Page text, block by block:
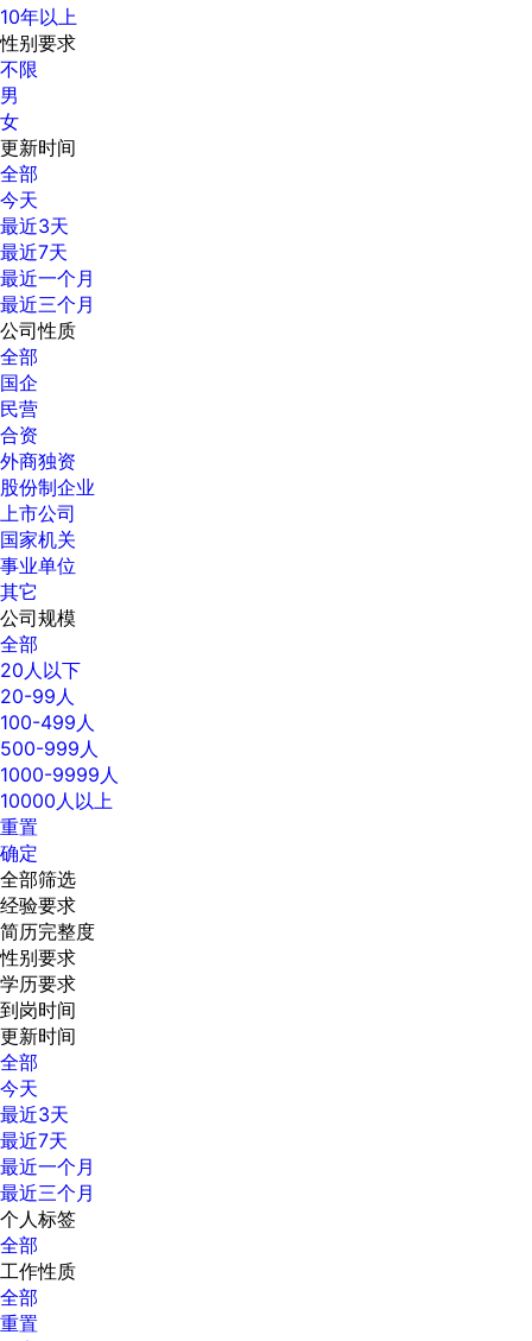
10年以上
性别要求
不限
男
女
更新时间
全部
今天
最近3天
最近7天
最近一个月
最近三个月
公司性质
全部
国企
民营
合资
外商独资
股份制企业
上市公司
国家机关
事业单位
其它
公司规模
全部
20人以下
20-99人
100-499人
500-999人
1000-9999人
10000人以上
重置
确定
全部筛选
经验要求
简历完整度
性别要求
学历要求
到岗时间
更新时间
全部
今天
最近3天
最近7天
最近一个月
最近三个月
个人标签
全部
工作性质
全部
重置